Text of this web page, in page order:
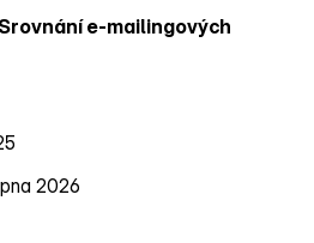
e‑mailingových
2026